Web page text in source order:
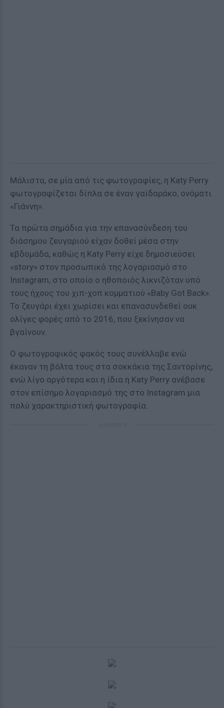
Μάλιστα, σε μία από τις φωτογραφίες, η Katy Perry
φωτογραφίζεται δίπλα σε έναν γαϊδαράκο, ονόματι
«Γιάννη».
Τα πρώτα σημάδια για την επανασύνδεση του
διάσημου ζευγαριού είχαν δοθεί μέσα στην
εβδομάδα, καθώς η Katy Perry είχε δημοσιεύσει
«story» στον προσωπικό της λογαριασμό στο
Instagram, στο οποίο ο ηθοποιός λικνιζόταν υπό
τους ήχους του χιπ-χοπ κομματιού «Baby Got Back».
Το ζευγάρι έχει χωρίσει και επανασυνδεθεί ουκ
ολίγες φορές από το 2016, που ξεκίνησαν να
βγαίνουν.
Ο φωτογραφικός φακός τους συνέλλαβε ενώ
έκαναν τη βόλτα τους στα σοκκάκια της Σαντορίνης,
ενώ λίγο αργότερα και η ίδια η Katy Perry ανέβασε
στον επίσημο λογαριασμό της στο Instagram μια
πολύ χαρακτηριστική φωτογραφία.